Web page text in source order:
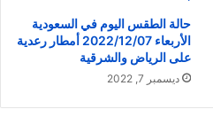
حالة الطقس اليوم في السعودية
الأربعاء 2022/12/07 أمطار رعدية
على الرياض والشرقية
ديسمبر 7, 2022